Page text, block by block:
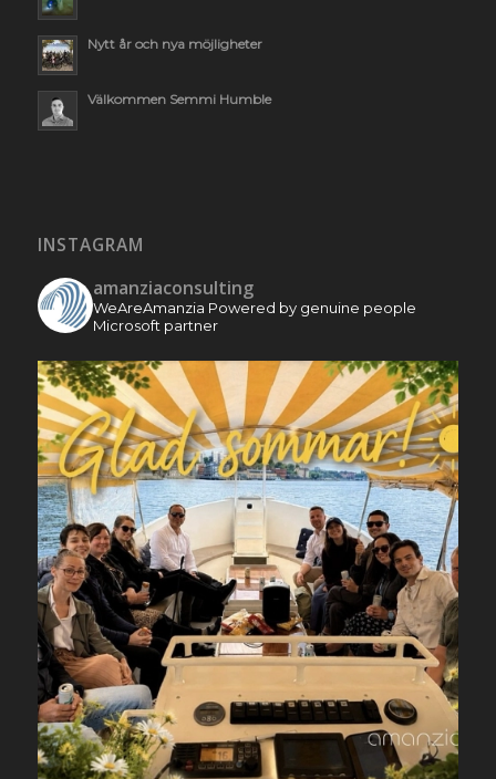
Nytt år och nya möjligheter
Välkommen Semmi Humble
INSTAGRAM
amanziaconsulting
WeAreAmanzia Powered by genuine people
Microsoft partner